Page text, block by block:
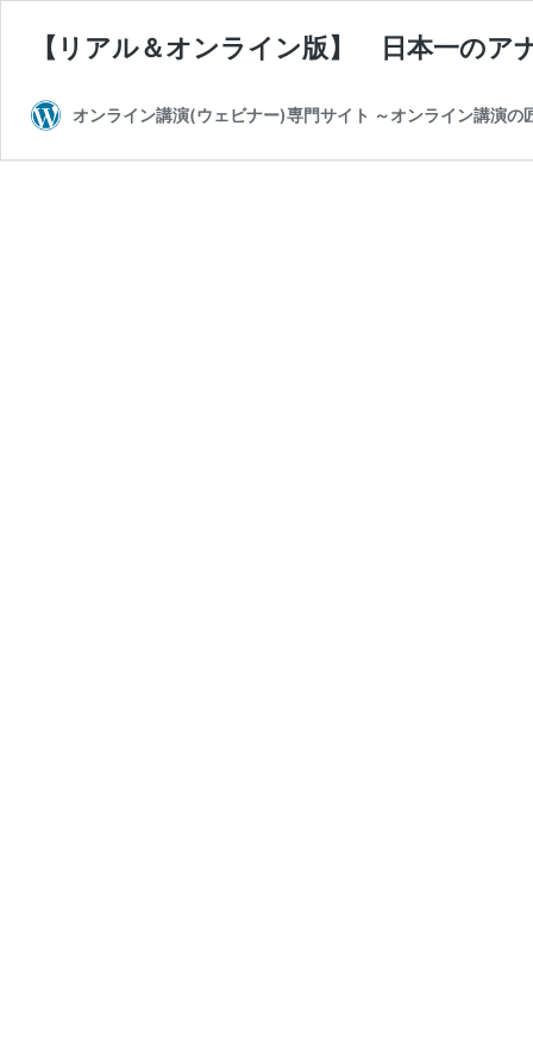
【リアル＆オンライン版】 日本一のア
オンライン講演(ウェビナー)専門サイト ～オンライン講演の